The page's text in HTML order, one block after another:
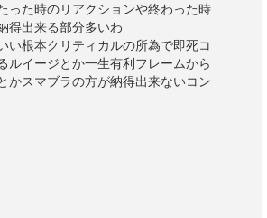
った時のリアクションや終わった時
得出来る部分多いわ
い根本クリティカルの所為で即死コ
ルイージとか一生有利フレームから
かスマブラの方が納得出来ないコン